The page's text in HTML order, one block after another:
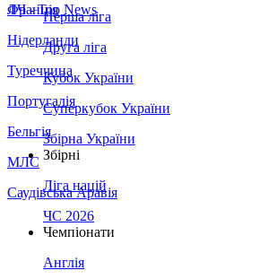
Франція
Нідерланди
Туреччина
Португалія
Бельгія
МЛС
Саудівська Аравія
ЛЧ - Top News
Перша ліга
Друга ліга
Кубок України
Суперкубок України
Збірна України
Збірні
Ліга націй
ЧС 2026
Чемпіонати
Англія